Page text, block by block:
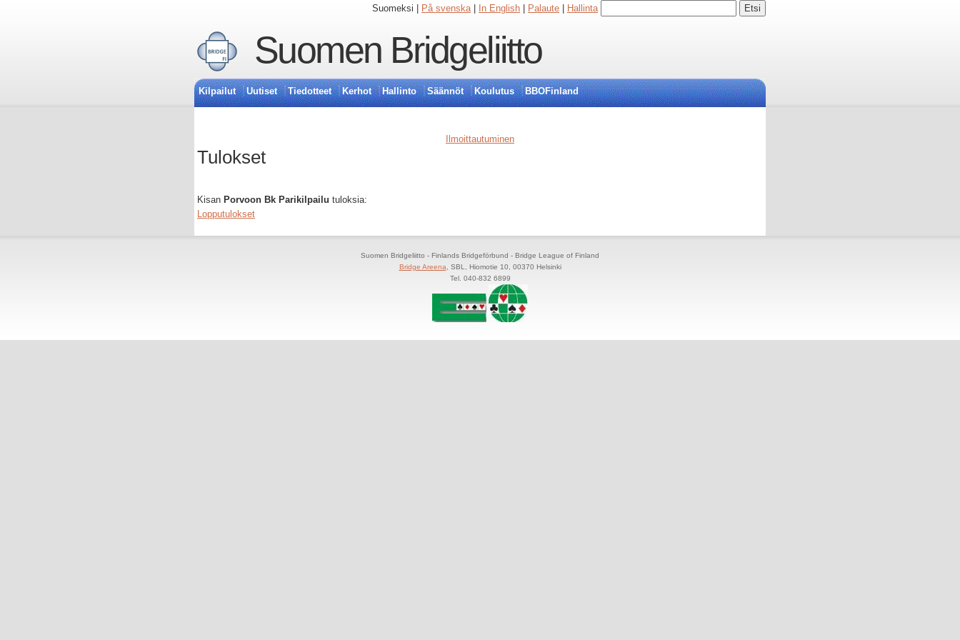
Suomeksi | På svenska| In English Palaute Hallinta
Suomen Bridgeliitto
Kilpailut Uutiset Tiedotteet Kerhot Hallinto Säännöt Koulutus BBOFinland
Ilmoittautuminen
Tulokset
Kisan Porvoon Bk Parikilpailu tuloksia:
Lopputulokset
Suomen Bridgeliitto - Finlands Bridgeförbund - Bridge League of Finland
Bridge Areena , SBL, Hiomotie 10, 00370 Helsinki
Tel. 040-832 6899